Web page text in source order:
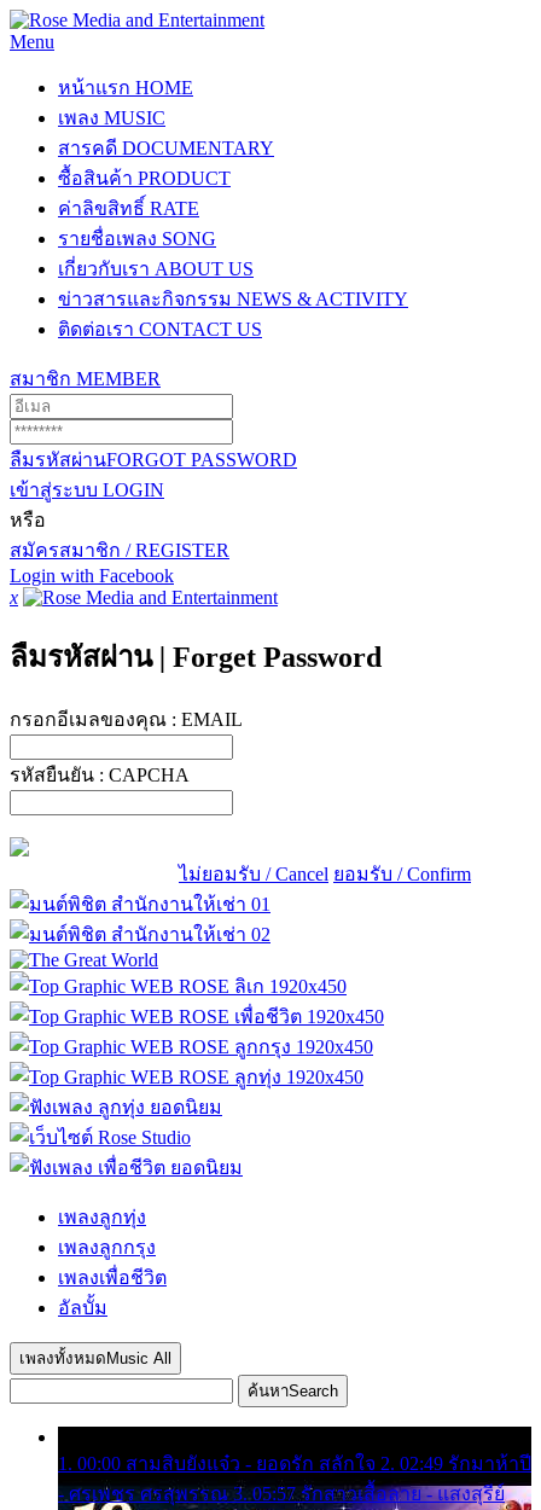
Menu
หน้าแรก HOME
เพลง MUSIC
สารคดี DOCUMENTARY
ซื้อสินค้า PRODUCT
ค่าลิขสิทธิ์ RATE
รายชื่อเพลง SONG
เกี่ยวกับเรา ABOUT US
ข่าวสารและกิจกรรม NEWS & ACTIVITY
ติดต่อเรา CONTACT US
สมาชิก MEMBER
ลืมรหัสผ่านFORGOT PASSWORD
เข้าสู่ระบบ LOGIN
หรือ
สมัครสมาชิก / REGISTER
Login with Facebook
x
ลืมรหัสผ่าน | Forget Password
กรอกอีเมลของคุณ : EMAIL
รหัสยืนยัน : CAPCHA
ไม่ยอมรับ / Cancel ยอมรับ / Confirm
เพลงลูกทุ่ง
เพลงลูกกรุง
เพลงเพื่อชีวิต
อัลบั้ม
เพลงทั้งหมด Music All
ค้นหาSearch
1. 00:00 สามสิบยังแจ๋ว - ยอดรัก สลักใจ 2. 02:49 รักมาห้าปี
- ศรเพชร ศรสุพรรณ 3. 05:57 รักสาวเสื้อลาย - แสงสุรีย์